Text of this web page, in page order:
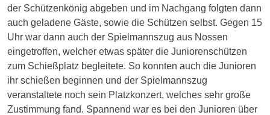
der Schützenkönig abgeben und im Nachgang folgten dann
auch geladene Gäste, sowie die Schützen selbst. Gegen 15
Uhr war dann auch der Spielmannszug aus Nossen
eingetroffen, welcher etwas später die Juniorenschützen
zum Schießplatz begleitete. So konnten auch die Junioren
ihr schießen beginnen und der Spielmannszug
veranstaltete noch sein Platzkonzert, welches sehr große
Zustimmung fand. Spannend war es bei den Junioren über